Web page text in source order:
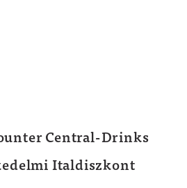
Central-Drinks
Italdiszkont